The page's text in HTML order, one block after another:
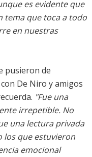
es evidente que
tema que toca a todo
en nuestras
pusieron de
De Niro y amigos
"Fue una
irrepetible. No
una lectura privada
los que estuvieron
emocional